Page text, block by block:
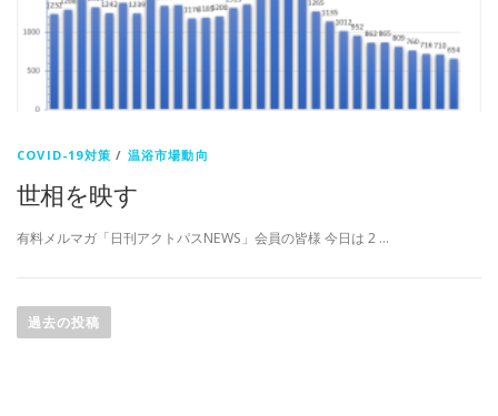
COVID-19対策 / 温浴市場動向
世相を映す
有料メルマガ「日刊アクトパスNEWS」会員の皆様 今日は 2 …
稿
過去の投稿